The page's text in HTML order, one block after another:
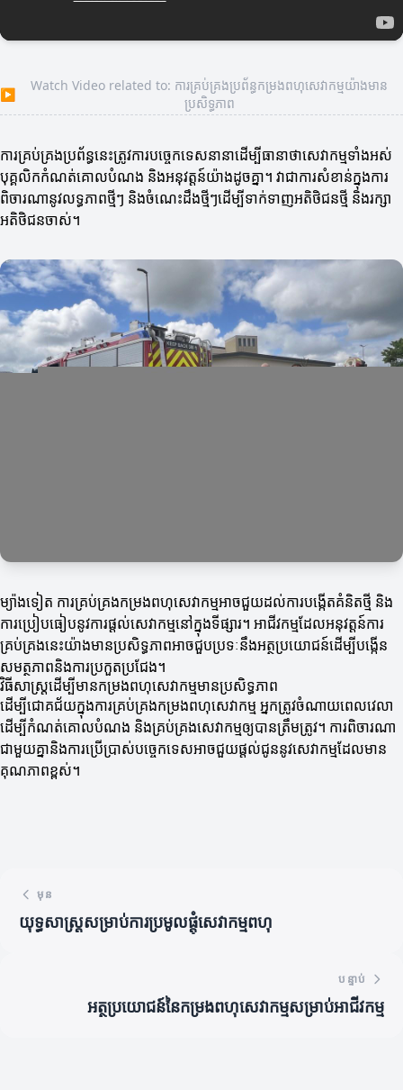
▶
Watch Video related to: ការគ្រប់គ្រងប្រព័ន្ធកម្រងពហុសេវាកម្មយ៉ាងមាន
ប្រសិទ្ធភាព
ការគ្រប់គ្រងប្រព័ន្ធនេះត្រូវការបច្ចេកទេសនានាដើម្បីធានាថាសេវាកម្មទាំងអស់
បុគ្គលិកកំណត់គោលបំណង និងអនុវត្តន៍យ៉ាងដូចគ្នា។ វាជាការសំខាន់ក្នុងការ
ពិចារណានូវលទ្ធភាពថ្មីៗ និងចំណេះដឹងថ្មីៗដើម្បីទាក់ទាញអតិថិជនថ្មី និងរក្សា
អតិថិជនចាស់។
ម្យ៉ាងទៀត ការគ្រប់គ្រងកម្រងពហុសេវាកម្មអាចជួយដល់ការបង្កើតគំនិតថ្មី និង
ការប្រៀបធៀបនូវការផ្តល់សេវាកម្មនៅក្នុងទីផ្សារ។ អាជីវកម្មដែលអនុវត្តន៍ការ
គ្រប់គ្រងនេះយ៉ាងមានប្រសិទ្ធភាពអាចជួបប្រទៈនឹងអត្ថប្រយោជន៍ដើម្បីបង្កើន
សមត្ថភាពនិងការប្រកួតប្រជែង។
វិធីសាស្ត្រដើម្បីមានកម្រងពហុសេវាកម្មមានប្រសិទ្ធភាព
ដើម្បីជោគជ័យក្នុងការគ្រប់គ្រងកម្រងពហុសេវាកម្ម អ្នកត្រូវចំណាយពេលវេលា
ដើម្បីកំណត់គោលបំណង និងគ្រប់គ្រងសេវាកម្មឲ្យបានត្រឹមត្រូវ។ ការពិចារណា
ជាមួយគ្នានិងការប្រើប្រាស់បច្ចេកទេសអាចជួយផ្តល់ជូននូវសេវាកម្មដែលមាន
គុណភាពខ្ពស់។
មុន
យុទ្ធសាស្ត្រសម្រាប់ការប្រមូលផ្តុំសេវាកម្មពហុ
បន្ទាប់
អត្ថប្រយោជន៍នៃកម្រងពហុសេវាកម្មសម្រាប់អាជីវកម្ម